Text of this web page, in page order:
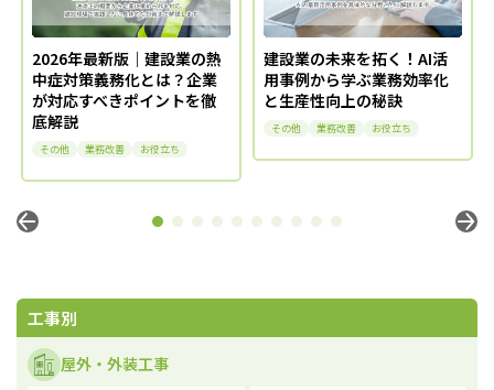
2026年最新版｜建設業の熱
中症対策義務化とは？企業
が対応すべきポイントを徹
底解説
その他 業務改善 お役立ち
建設業の未来を拓く！AI活
用事例から学ぶ業務効率化
と生産性向上の秘訣
その他 業務改善 お役立ち
工事別
屋外・外装工事